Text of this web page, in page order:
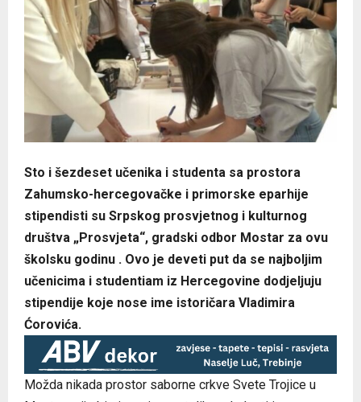
Sto i šezdeset učenika i studenta sa prostora
Zahumsko-hercegovačke i primorske eparhije
stipendisti su Srpskog prosvjetnog i kulturnog
društva „Prosvjeta“, gradski odbor Mostar za ovu
školsku godinu . Ovo je deveti put da se najboljim
učenicima i studentiam iz Hercegovine dodjeljuju
stipendije koje nose ime istoričara Vladimira
Ćorovića.
Možda nikada prostor saborne crkve Svete Trojice u